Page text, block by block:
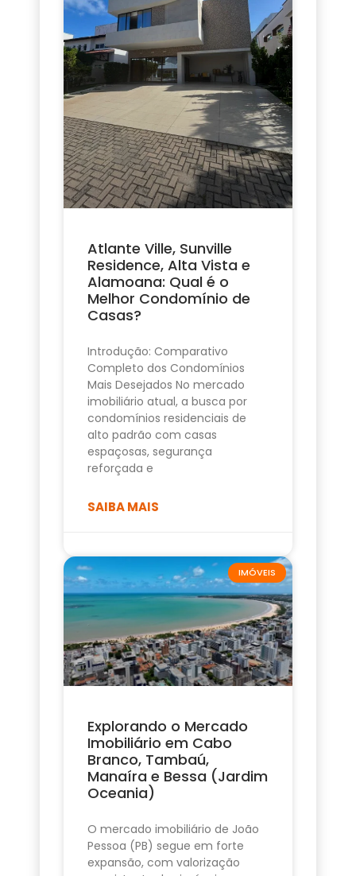
Atlante Ville, Sunville
Residence, Alta Vista e
Alamoana: Qual é o
Melhor Condomínio de
Casas?
Introdução: Comparativo
Completo dos Condomínios
Mais Desejados No mercado
imobiliário atual, a busca por
condomínios residenciais de
alto padrão com casas
espaçosas, segurança
reforçada e
SAIBA MAIS
IMÓVEIS
Explorando o Mercado
Imobiliário em Cabo
Branco, Tambaú,
Manaíra e Bessa (Jardim
Oceania)
O mercado imobiliário de João
Pessoa (PB) segue em forte
expansão, com valorização